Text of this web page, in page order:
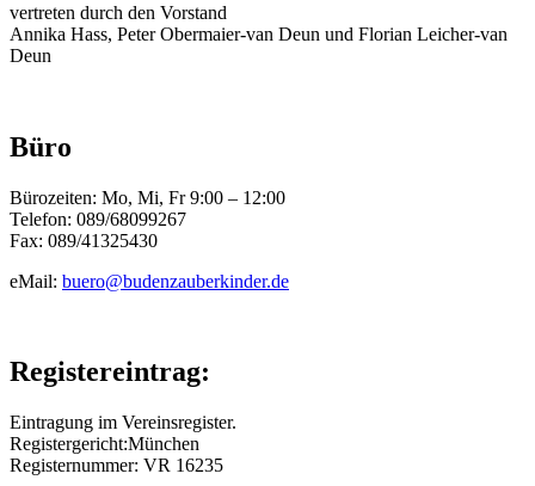
vertreten durch den Vorstand
Annika Hass, Peter Obermaier-van Deun und Florian Leicher-van
Deun
Büro
Bürozeiten: Mo, Mi, Fr 9:00 – 12:00
Telefon: 089/68099267
Fax: 089/41325430
eMail: buero@budenzauberkinder.de
Registereintrag:
Eintragung im Vereinsregister.
Registergericht:München
Registernummer: VR 16235